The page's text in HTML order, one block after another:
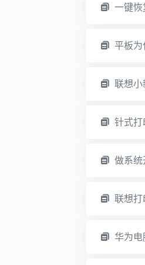
一键
平板
联想
针式
做系
联想
华为